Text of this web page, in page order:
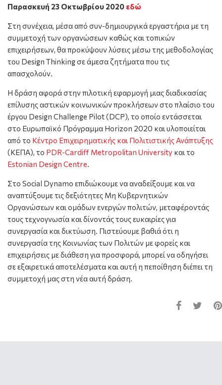
Παρασκευή 23 Οκτωβρίου 2020 εδώ
Στη συνέχεια, μέσα από συν-δημιουργικά εργαστήρια με τη
συμμετοχή των οργανώσεων καθώς και τοπικών
επιχειρήσεων, θα προκύψουν λύσεις μέσω της μεθοδολογίας
του Design Thinking σε άμεσα ζητήματα που τις
απασχολούν.
Η δράση αφορά στην πιλοτική εφαρμογή μιας διαδικασίας
επίλυσης αστικών κοινωνικών προκλήσεων στο πλαίσιο του
έργου Design Challenge Pilot (DCP), το οποίο εντάσσεται
στο Ευρωπαϊκό Πρόγραμμα Horizon 2020 και υλοποιείται
από το Κέντρο Επιχειρηματικής και Πολιτιστικής Ανάπτυξης
(ΚΕΠΑ), το PDR-Cardiff Metropolitan University και το
Estonian Design Centre.
Στο Social Dynamo επιδιώκουμε να αναδείξουμε και να
αναπτύξουμε τις δεξιότητες Μη Κυβερνητικών
Οργανώσεων και ομάδων ενεργών πολιτών, μεταφέροντάς
τους τεχνογνωσία και δίνοντάς τους ευκαιρίες για
συνεργασία και δικτύωση. Πιστεύουμε βαθιά ότι η
συνεργασία της Κοινωνίας των Πολιτών με φορείς και
επιχειρήσεις με διάθεση για προσφορά, μπορεί να οδηγήσει
σε εξαιρετικά αποτελέσματα και αυτή η πεποίθηση διέπει τη
συμμετοχή μας στη νέα αυτή δράση.